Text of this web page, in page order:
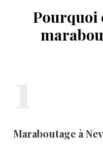
Pourquoi
Maraboutage à